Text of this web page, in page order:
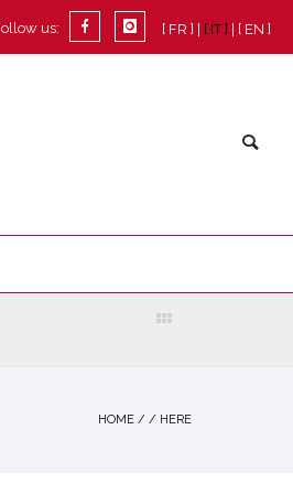
[ FR ] [ IT ] [ EN ]
us:
HOME / / HERE